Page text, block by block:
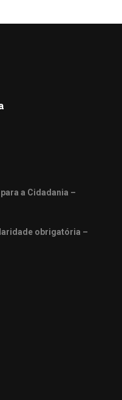
a Cidadania –
obrigatória –